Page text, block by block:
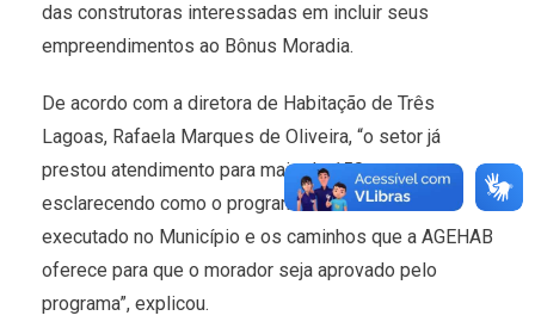
das construtoras interessadas em incluir seus
empreendimentos ao Bônus Moradia.
De acordo com a diretora de Habitação de Três
Lagoas, Rafaela Marques de Oliveira, “o setor já
prestou atendimento para mais de 150 pessoas,
esclarecendo como o programa está sendo
executado no Município e os caminhos que a AGEHAB
oferece para que o morador seja aprovado pelo
programa”, explicou.